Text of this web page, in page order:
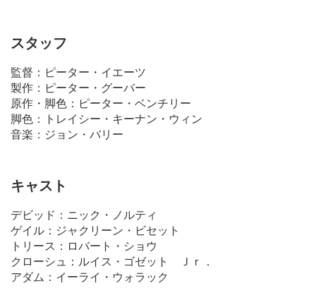
スタッフ
監督：ピーター・イエーツ
製作：ピーター・グーバー
原作・脚色：ピーター・ベンチリー
脚色：トレイシー・キーナン・ウィン
音楽：ジョン・バリー
キャスト
デビッド：ニック・ノルティ
ゲイル：ジャクリーン・ビセット
トリース：ロバート・ショウ
クローシュ：ルイス・ゴゼット Ｊｒ．
アダム：イーライ・ウォラック